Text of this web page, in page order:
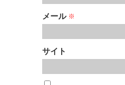
メール ※
サイト